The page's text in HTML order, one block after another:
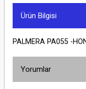
Ürün Bilgisi
PALMERA PA055 -
Yorumlar